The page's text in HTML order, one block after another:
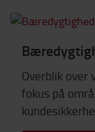
Overblik over
fokus på